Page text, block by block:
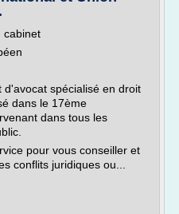
cabinet
d'avocat spécialisé en droit
dans le 17ème
dans tous les
pour vous conseiller et
conflits juridiques ou...